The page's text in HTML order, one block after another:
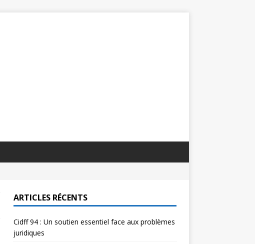
ARTICLES RÉCENTS
Cidff 94 : Un soutien essentiel face aux problèmes
juridiques